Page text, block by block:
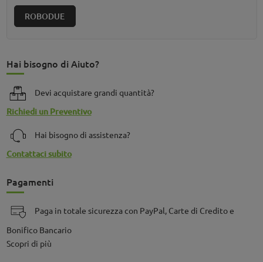
ROBODUE
Hai bisogno di Aiuto?
Devi acquistare grandi quantità?
Richiedi un Preventivo
Hai bisogno di assistenza?
Contattaci subito
Pagamenti
Paga in totale sicurezza con PayPal, Carte di Credito e
Bonifico Bancario
Scopri di più